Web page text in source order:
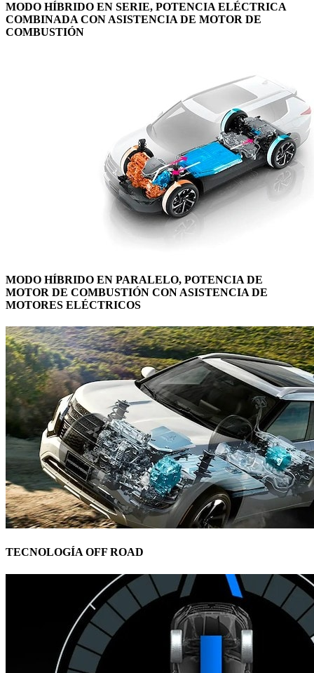
MODO HÍBRIDO EN SERIE, POTENCIA ELÉCTRICA
COMBINADA CON ASISTENCIA DE MOTOR DE
COMBUSTIÓN
MODO HÍBRIDO EN PARALELO, POTENCIA DE
MOTOR DE COMBUSTIÓN CON ASISTENCIA DE
MOTORES ELÉCTRICOS
TECNOLOGÍA OFF ROAD